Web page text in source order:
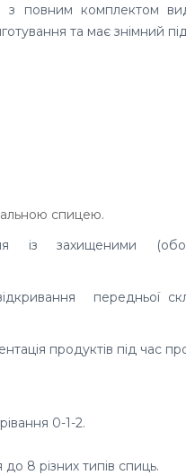
повним комплектом
та має знімний
спицею.
із захищеними
передньої
продуктів під час
0-1-2.
8 різних типів спиць.